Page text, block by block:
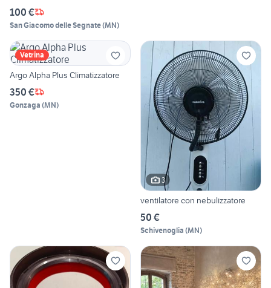
100 €
San Giacomo delle Segnate(MN)
Vetrina
Argo Alpha Plus Climatizzatore
350 €
Gonzaga (MN)
3
ventilatore con nebulizzatore
50 €
Schivenoglia (MN)